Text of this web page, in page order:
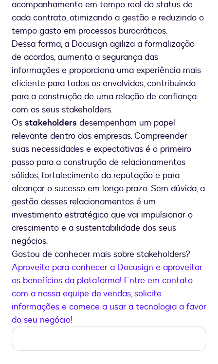
acompanhamento em tempo real do status de
cada contrato, otimizando a gestão e reduzindo o
tempo gasto em processos burocráticos.
Dessa forma, a Docusign agiliza a formalização
de acordos, aumenta a segurança das
informações e proporciona uma experiência mais
eficiente para todos os envolvidos, contribuindo
para a construção de uma relação de confiança
com os seus stakeholders.
Os stakeholders desempenham um papel
relevante dentro das empresas. Compreender
suas necessidades e expectativas é o primeiro
passo para a construção de relacionamentos
sólidos, fortalecimento da reputação e para
alcançar o sucesso em longo prazo. Sem dúvida, a
gestão desses relacionamentos é um
investimento estratégico que vai impulsionar o
crescimento e a sustentabilidade dos seus
negócios.
Gostou de conhecer mais sobre stakeholders?
Aproveite para conhecer a Docusign e aproveitar
os benefícios da plataforma! Entre em contato
com a nossa equipe de vendas, solicite
informações e comece a usar a tecnologia a favor
do seu negócio!